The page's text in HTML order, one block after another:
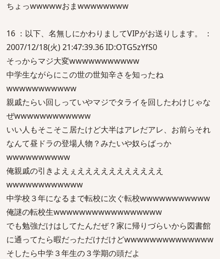
ちょっwwwwwおまwwwwwwww
16 ：以下、名無しにかわりましてVIPがお送りします。 ：
2007/12/18(火) 21:47:39.36 ID:OTG5zYfS0
そっからマジ大変wwwwwwwwwww
中学生ながらにこの世の世知辛さを知ったね
wwwwwwwwwww
親戚たらい回しっていやマジでタライを回したわけじゃな
ぜwwwwwwwwwwww
いい人もそこそこ居たけど大半はアレだアレ、お前らそれ
なんて昼ドラの登場人物？みたいや奴らばっか
wwwwwwwwww
俺親戚の引きよえぇえええええええええええ
wwwwwwwwwwww
中学校３年になるまで転校に次ぐ転校wwwwwwwwwww
俺謎の転校生wwwwwwwwwwwwwwwww
でも勉強だけはしてたんだぜ？家に帰りづらいから図書館
に通ってたら暇だっただけだけどwwwwwwwwwwwwww
そしたら中学３年生の３学期の頭だよ